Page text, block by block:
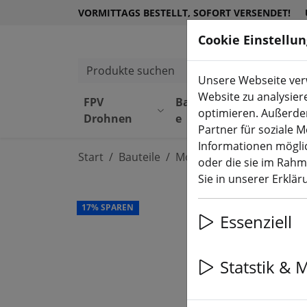
VORMITTAGS BESTELLT, SOFORT VERSENDET!
Produkte suchen
FPV
Drohnen
Bauteil
e
Equipmen
t
Start Bauteile Motoren
17% SPAREN
Cookie
Unsere Webseite
Website zu
optimieren.
Partner für soziale
Informationen
oder die sie im
Sie in unserer
Essenziell
Statstik &